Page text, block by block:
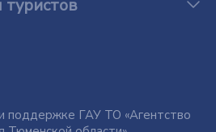
поддержке ГАУ ТО «Агентство